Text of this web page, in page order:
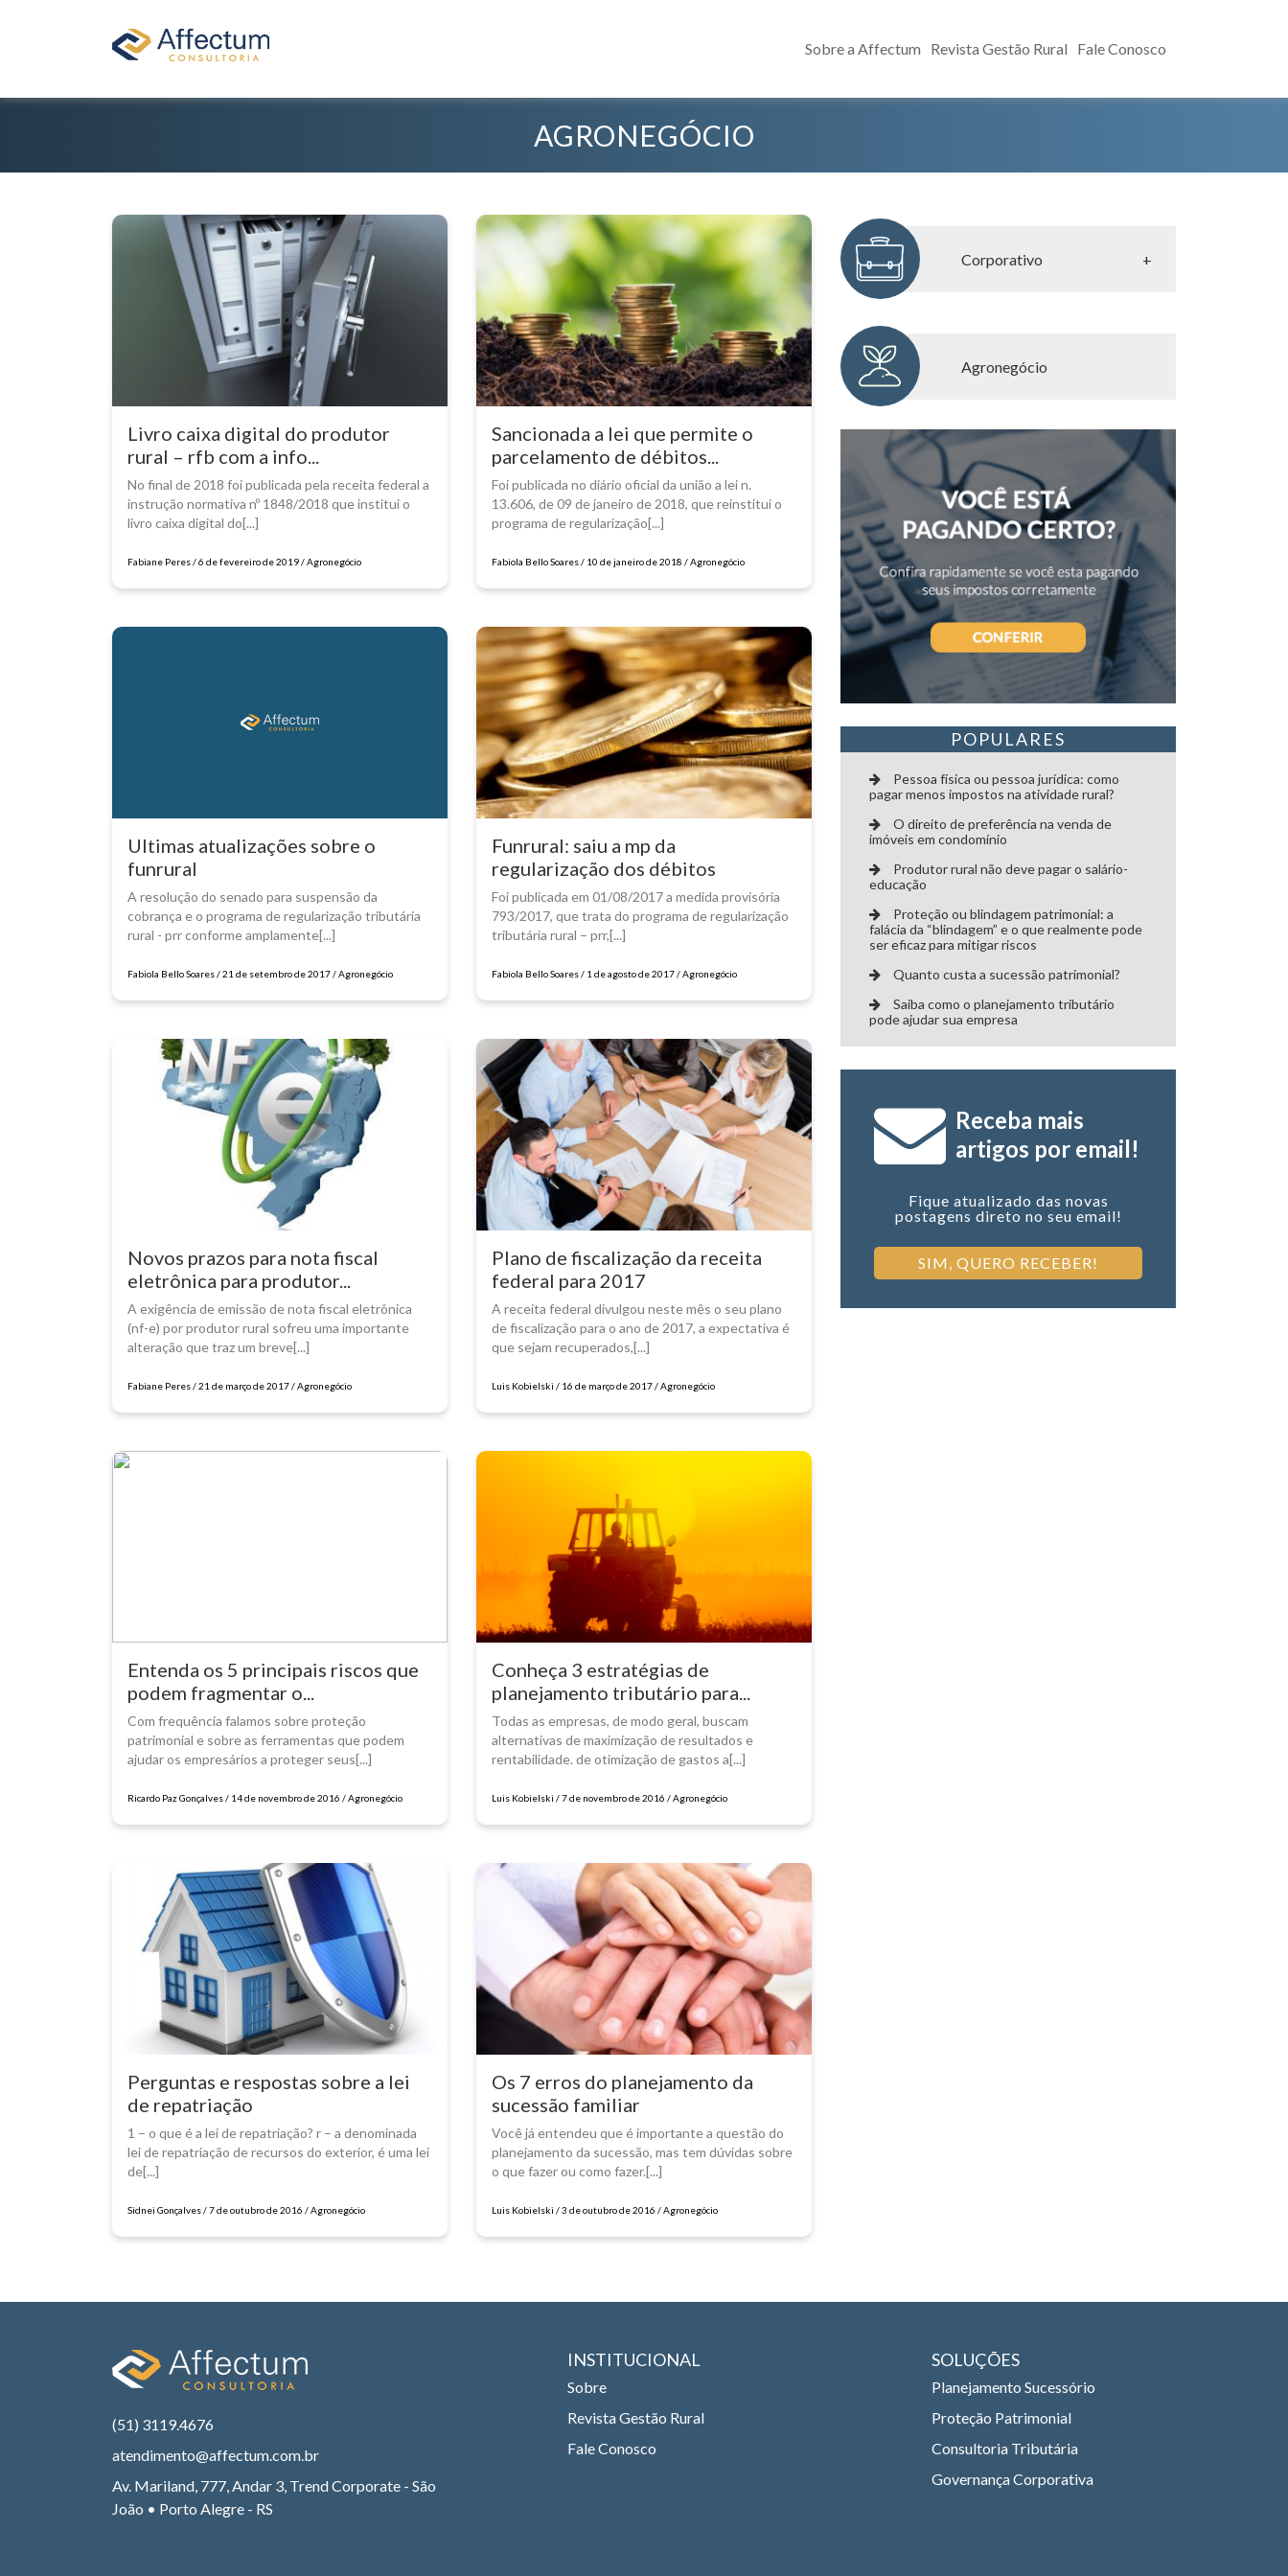
Sobre a Affectum Revista Gestão Rural Fale Conosco
AGRONEGÓCIO
Livro caixa digital do produtor
rural – rfb com a info...
No final de 2018 foi publicada pela receita federal a
instrução normativa nº 1848/2018 que institui o
livro caixa digital do[...]
Fabiane Peres / 6 de fevereiro de 2019 / Agronegócio
Sancionada a lei que permite o
parcelamento de débitos...
Foi publicada no diário oficial da união a lei n.
13.606, de 09 de janeiro de 2018, que reinstitui o
programa de regularização[...]
Fabiola Bello Soares / 10 de janeiro de 2018 / Agronegócio
Ultimas atualizações sobre o
funrural
A resolução do senado para suspensão da
cobrança e o programa de regularização tributária
rural - prr conforme amplamente[...]
Fabiola Bello Soares / 21 de setembro de 2017 / Agronegócio
Funrural: saiu a mp da
regularização dos débitos
Foi publicada em 01/08/2017 a medida provisória
793/2017, que trata do programa de regularização
tributária rural – prr,[...]
Fabiola Bello Soares / 1 de agosto de 2017 / Agronegócio
Novos prazos para nota fiscal
eletrônica para produtor...
A exigência de emissão de nota fiscal eletrônica
(nf-e) por produtor rural sofreu uma importante
alteração que traz um breve[...]
Fabiane Peres / 21 de março de 2017 / Agronegócio
Plano de fiscalização da receita
federal para 2017
A receita federal divulgou neste mês o seu plano
de fiscalização para o ano de 2017, a expectativa é
que sejam recuperados,[...]
Luis Kobielski / 16 de março de 2017 / Agronegócio
Entenda os 5 principais riscos que
podem fragmentar o...
Com frequência falamos sobre proteção
patrimonial e sobre as ferramentas que podem
ajudar os empresários a proteger seus[...]
Ricardo Paz Gonçalves / 14 de novembro de 2016 / Agronegócio
Conheça 3 estratégias de
planejamento tributário para...
Todas as empresas, de modo geral, buscam
alternativas de maximização de resultados e
rentabilidade. de otimização de gastos a[...]
Luis Kobielski / 7 de novembro de 2016 / Agronegócio
Perguntas e respostas sobre a lei
de repatriação
1 – o que é a lei de repatriação? r – a denominada
lei de repatriação de recursos do exterior, é uma lei
de[...]
Sidnei Gonçalves / 7 de outubro de 2016 / Agronegócio
Os 7 erros do planejamento da
sucessão familiar
Você já entendeu que é importante a questão do
planejamento da sucessão, mas tem dúvidas sobre
o que fazer ou como fazer.[...]
Luis Kobielski / 3 de outubro de 2016 / Agronegócio
Corporativo
Governança Corporativa
Prevenção de conflitos
Proteção Patrimonial
Redução de Impostos
Teses tributárias
Agronegócio
POPULARES
Pessoa física ou pessoa jurídica: como
pagar menos impostos na atividade rural?
O direito de preferência na venda de
imóveis em condomínio
Produtor rural não deve pagar o salário-
educação
Proteção ou blindagem patrimonial: a
falácia da “blindagem” e o que realmente pode
ser eficaz para mitigar riscos
Quanto custa a sucessão patrimonial?
Saiba como o planejamento tributário
pode ajudar sua empresa
Receba mais
artigos por email!
Fique atualizado das novas
postagens direto no seu email!
SIM, QUERO RECEBER!
(51) 3119.4676
atendimento@affectum.com.br
Av. Mariland, 777, Andar 3, Trend Corporate - São
João • Porto Alegre - RS
INSTITUCIONAL
Sobre
Revista Gestão Rural
Fale Conosco
SOLUÇÕES
Planejamento Sucessório
Proteção Patrimonial
Consultoria Tributária
Governança Corporativa